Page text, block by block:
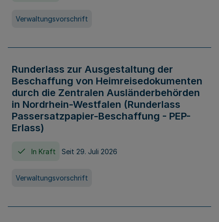
Verwaltungsvorschrift
Runderlass zur Ausgestaltung der
Beschaffung von Heimreisedokumenten
durch die Zentralen Ausländerbehörden
in Nordrhein-Westfalen (Runderlass
Passersatzpapier-Beschaffung - PEP-
Erlass)
In Kraft Seit 29. Juli 2026
Verwaltungsvorschrift